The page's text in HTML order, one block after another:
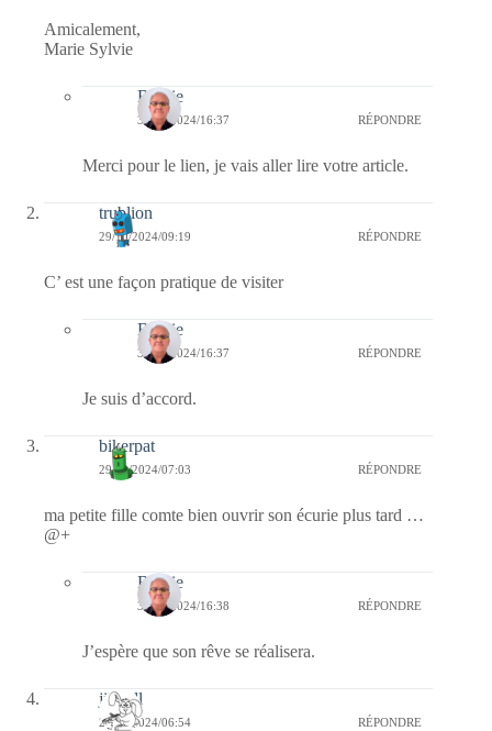
Amicalement,
Marie Sylvie
Bernie
30/10/2024/16:37 RÉPONDRE
Merci pour le lien, je vais aller lire votre article.
trublion
29/10/2024/09:19 RÉPONDRE
C’ est une façon pratique de visiter
Bernie
30/10/2024/16:37 RÉPONDRE
Je suis d’accord.
bikerpat
29/10/2024/07:03 RÉPONDRE
ma petite fille comte bien ouvrir son écurie plus tard …
@+
Bernie
30/10/2024/16:38 RÉPONDRE
J’espère que son rêve se réalisera.
jill bill
29/10/2024/06:54 RÉPONDRE